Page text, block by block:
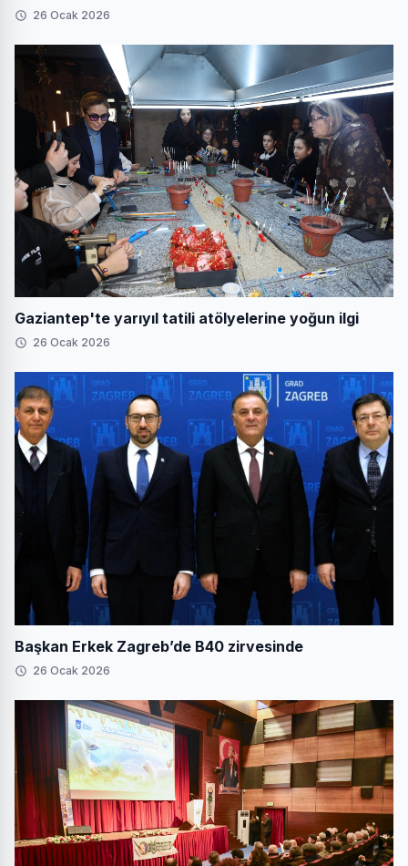
26 Ocak 2026
Gaziantep'te yarıyıl tatili atölyelerine yoğun ilgi
26 Ocak 2026
Başkan Erkek Zagreb’de B40 zirvesinde
26 Ocak 2026